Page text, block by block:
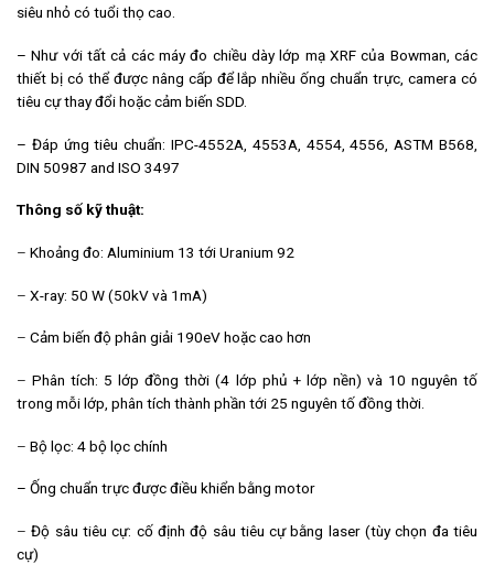
siêu nhỏ có tuổi thọ cao.
– Như với tất cả các máy đo chiều dày lớp mạ XRF của Bowman, các
thiết bị có thể được nâng cấp để lắp nhiều ống chuẩn trực, camera có
tiêu cự thay đổi hoặc cảm biến SDD.
– Đáp ứng tiêu chuẩn: IPC-4552A, 4553A, 4554, 4556, ASTM B568,
DIN 50987 and ISO 3497
Thông số kỹ thuật:
– Khoảng đo: Aluminium 13 tới Uranium 92
– X-ray: 50 W (50kV và 1mA)
– Cảm biến độ phân giải 190eV hoặc cao hơn
–Phân tích: 5 lớp đồng thời (4 lớp phủ + lớp nền) và 10 nguyên tố
trong mỗi lớp, phân tích thành phần tới 25 nguyên tố đồng thời.
– Bộ lọc: 4 bộ lọc chính
– Ống chuẩn trựcđược điều khiển bằng motor
–Độ sâu tiêu cự: cố định độ sâu tiêu cự bằng laser (tùy chọn đa tiêu
cự)